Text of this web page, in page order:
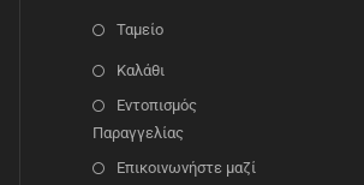
Ταμείο
Καλάθι
Εντοπισμός
Παραγγελίας
Επικοινωνήστε μαζί